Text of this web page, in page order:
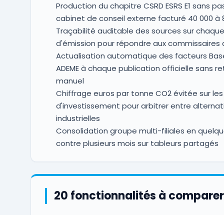
Production du chapitre CSRD ESRS E1 sans
cabinet de conseil externe facturé 40 000 à
Traçabilité auditable des sources sur
d'émission pour répondre aux commissaires
Actualisation automatique des facteurs
ADEME à chaque publication officielle sans
manuel
Chiffrage euros par tonne CO2 évitée sur
d'investissement pour arbitrer entre
industrielles
Consolidation groupe multi-filiales en
contre plusieurs mois sur tableurs partagés
20 fonctionnalités à comparer